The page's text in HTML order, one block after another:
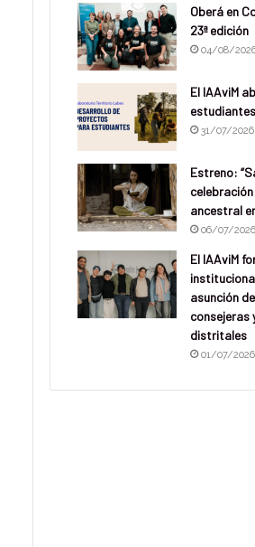
Oberá en
23ª edición
04/08/
El IAAviM
31/07/2026
Estreno:
ancestral
06/07/2026
El IAAviM
asunción
consejeras
distritales
01/07/2026